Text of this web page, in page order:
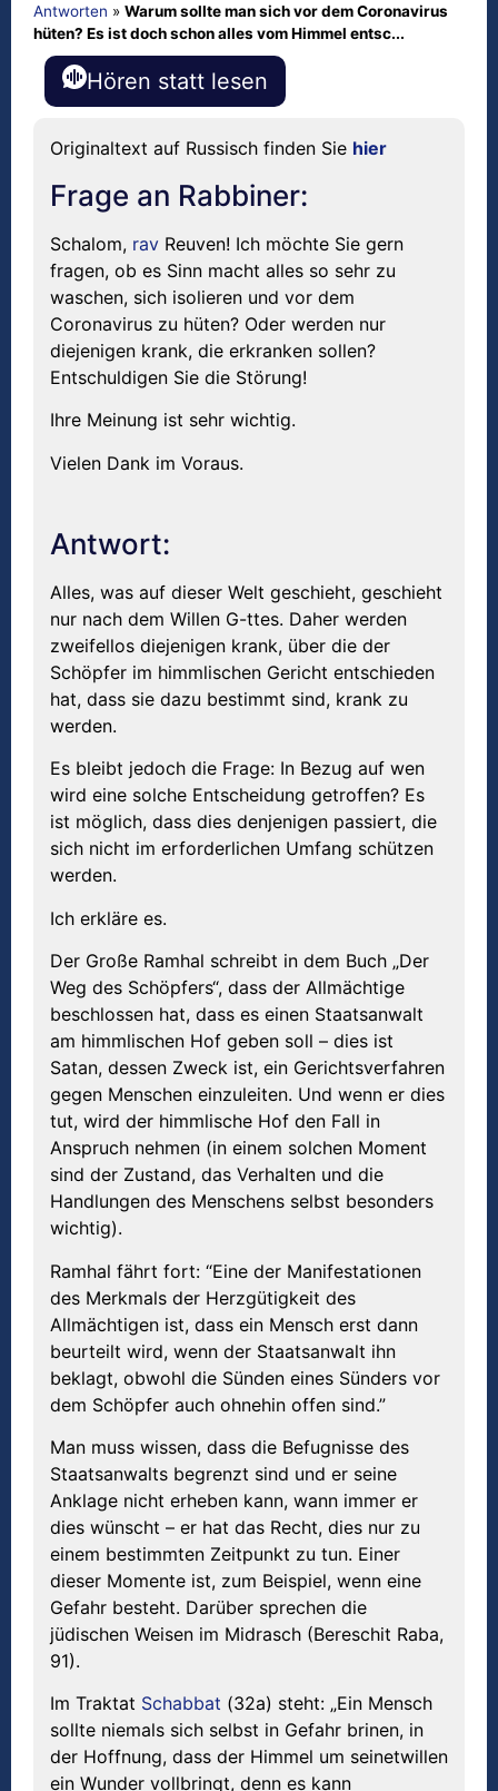
Antworten » Warum sollte man sich vor dem Coronavirus
hüten? Es ist doch schon alles vom Himmel entsc...
Hören statt lesen
Originaltext auf Russisch finden Sie hier
Frage an Rabbiner:
Schalom, rav Reuven! Ich möchte Sie gern
fragen, ob es Sinn macht alles so sehr zu
waschen, sich isolieren und vor dem
Coronavirus zu hüten? Oder werden nur
diejenigen krank, die erkranken sollen?
Entschuldigen Sie die Störung!
Ihre Meinung ist sehr wichtig.
Vielen Dank im Voraus.
Antwort:
Alles, was auf dieser Welt geschieht, geschieht
nur nach dem Willen G-ttes. Daher werden
zweifellos diejenigen krank, über die der
Schöpfer im himmlischen Gericht entschieden
hat, dass sie dazu bestimmt sind, krank zu
werden.
Es bleibt jedoch die Frage: In Bezug auf wen
wird eine solche Entscheidung getroffen? Es
ist möglich, dass dies denjenigen passiert, die
sich nicht im erforderlichen Umfang schützen
werden.
Ich erkläre es.
Der Große Ramhal schreibt in dem Buch „Der
Weg des Schöpfers“, dass der Allmächtige
beschlossen hat, dass es einen Staatsanwalt
am himmlischen Hof geben soll – dies ist
Satan, dessen Zweck ist, ein Gerichtsverfahren
gegen Menschen einzuleiten. Und wenn er dies
tut, wird der himmlische Hof den Fall in
Anspruch nehmen (in einem solchen Moment
sind der Zustand, das Verhalten und die
Handlungen des Menschens selbst besonders
wichtig).
Ramhal fährt fort: “Eine der Manifestationen
des Merkmals der Herzgütigkeit des
Allmächtigen ist, dass ein Mensch erst dann
beurteilt wird, wenn der Staatsanwalt ihn
beklagt, obwohl die Sünden eines Sünders vor
dem Schöpfer auch ohnehin offen sind.”
Man muss wissen, dass die Befugnisse des
Staatsanwalts begrenzt sind und er seine
Anklage nicht erheben kann, wann immer er
dies wünscht – er hat das Recht, dies nur zu
einem bestimmten Zeitpunkt zu tun. Einer
dieser Momente ist, zum Beispiel, wenn eine
Gefahr besteht. Darüber sprechen die
jüdischen Weisen im Midrasch (Bereschit Raba,
91).
Im Traktat Schabbat (32a) steht: „Ein Mensch
sollte niemals sich selbst in Gefahr brinen, in
der Hoffnung, dass der Himmel um seinetwillen
ein Wunder vollbringt, denn es kann